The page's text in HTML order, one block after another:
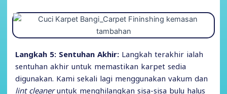
Langkah 5: Sentuhan Akhir: Langkah terakhir ialah
sentuhan akhir untuk memastikan karpet sedia
digunakan. Kami sekali lagi menggunakan vakum dan
lint cleaneruntuk menghilangkan sisa-sisa bulu halus